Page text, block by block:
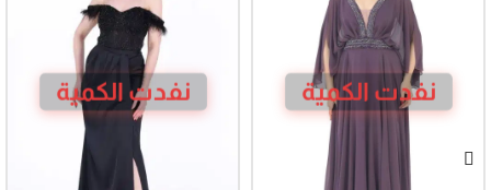
نفدت الكمية نفدت الكمية